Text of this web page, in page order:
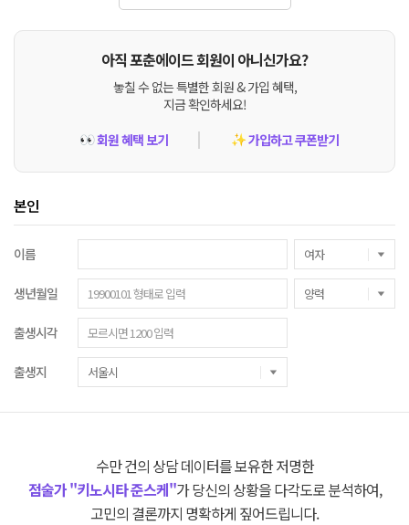
아직 포춘에이드 회원이 아니신가요?
놓칠 수 없는 특별한 회원 & 가입 혜택,
지금 확인하세요!
👀회원 혜택 보기 ✨가입하고 쿠폰받기
본인
이름
생년월일
출생시각
출생지
수만 건의 상담 데이터를 보유한 저명한
점술가 "키노시타 준스케"가 당신의 상황을 다각도로 분석하여,
고민의 결론까지 명확하게 짚어드립니다.